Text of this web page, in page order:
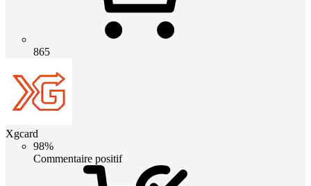
865
Xgcard
98%
Commentaire positif